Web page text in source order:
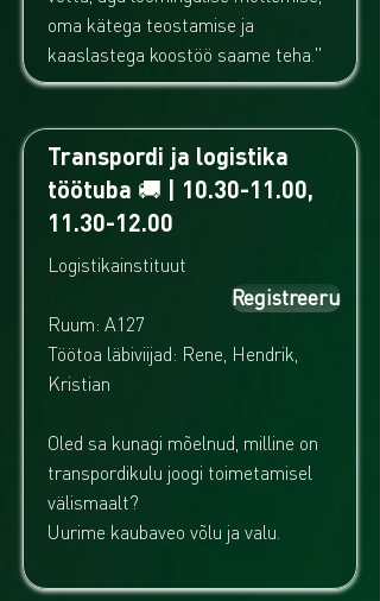
oma kätega teostamise ja
kaaslastega koostöö saame teha."
Transpordi ja logistika
töötuba 🚚 | 10.30-11.00,
11.30-12.00
Logistikainstituut
Ruum: A127
Töötoa läbiviijad: Rene, Hendrik,
Kristian
Oled sa kunagi mõelnud, milline on
transpordikulu joogi toimetamisel
välismaalt?
Uurime kaubaveo võlu ja valu.
Registreeru